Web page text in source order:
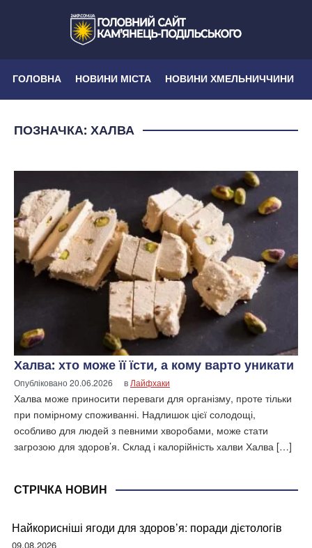
ГОЛОВНА НОВИНИ МІСТА НОВИНИ ХМЕЛЬНИЧЧИНИ
ПОЗНАЧКА: ХАЛВА
Халва: хто може її їсти, а кому варто уникати
Опубліковано20.06.2026 в Лайфхаки
Халва може приносити переваги для організму, проте тільки
при помірному споживанні. Надлишок цієї солодощі,
особливо для людей з певними хворобами, може стати
загрозою для здоров’я. Склад і калорійність халви Халва […]
СТРІЧКА НОВИН
Найкорисніші ягоди для здоров’я: поради дієтологів
09.08.2026